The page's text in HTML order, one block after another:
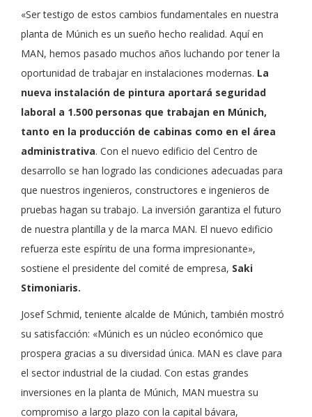
«Ser testigo de estos cambios fundamentales en nuestra
planta de Múnich es un sueño hecho realidad. Aquí en
MAN, hemos pasado muchos años luchando por tener la
oportunidad de trabajar en instalaciones modernas. La
nueva instalación de pintura aportará seguridad
laboral a 1.500 personas que trabajan en Múnich,
tanto en la producción de cabinas como en el área
administrativa. Con el nuevo edificio del Centro de
desarrollo se han logrado las condiciones adecuadas para
que nuestros ingenieros, constructores e ingenieros de
pruebas hagan su trabajo. La inversión garantiza el futuro
de nuestra plantilla y de la marca MAN. El nuevo edificio
refuerza este espíritu de una forma impresionante»,
sostiene el presidente del comité de empresa, Saki
Stimoniaris.
Josef Schmid, teniente alcalde de Múnich, también mostró
su satisfacción: «Múnich es un núcleo económico que
prospera gracias a su diversidad única. MAN es clave para
el sector industrial de la ciudad. Con estas grandes
inversiones en la planta de Múnich, MAN muestra su
compromiso a largo plazo con la capital bávara,